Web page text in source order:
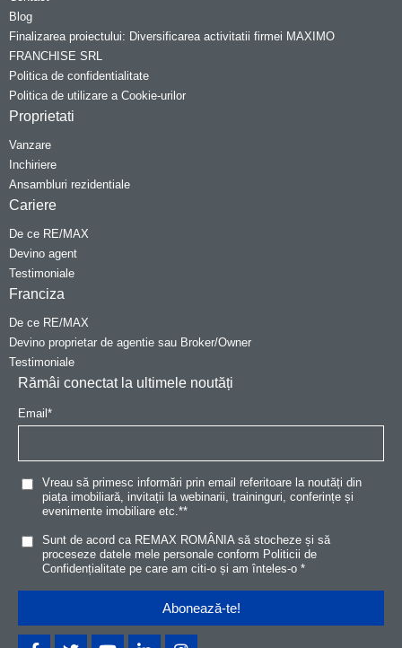
Blog
Finalizarea proiectului: Diversificarea activitatii firmei MAXIMO
FRANCHISE SRL
Politica de confidentialitate
Politica de utilizare a Cookie-urilor
Proprietati
Vanzare
Inchiriere
Ansambluri rezidentiale
Cariere
De ce RE/MAX
Devino agent
Testimoniale
Franciza
De ce RE/MAX
Devino proprietar de agentie sau Broker/Owner
Testimoniale
Rămâi conectat la ultimele noutăți
Email *
Vreau să primesc informări prin email referitoare la noutăți din
piața imobiliară, invitații la webinarii, traininguri, conferințe și
evenimente imobiliare etc.**
Sunt de acord ca REMAX ROMÂNIA să stocheze și să
proceseze datele mele personale conform Politicii de
Confidențialitate pe care am citi-o și am înteles-o *